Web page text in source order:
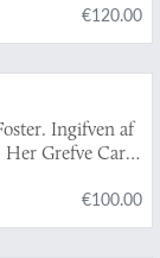
€120.00
Ingifven af
Her Grefve Carl
€100.00